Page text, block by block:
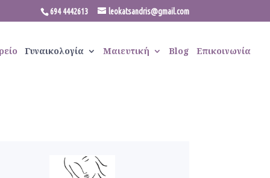
694 4442613 leokatsandris@gmail.com
Γυναικολογία Μαιευτική Blog Επικοινωνία